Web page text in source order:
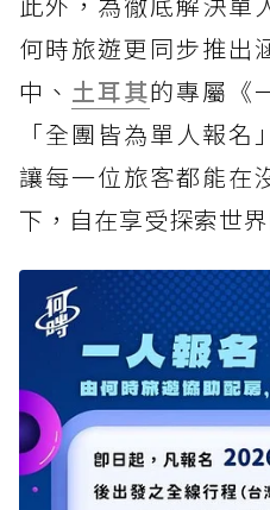
何時旅遊更同步推出
中、 土耳其的專屬《
「全團皆為單人報名
讓每一位旅客都能在
下，自在享受探索世